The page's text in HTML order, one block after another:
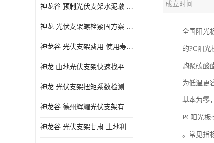
神龙谷 预制光伏支架水泥墩 抗震性能优
神龙 光伏支架螺栓紧固方案 土地利用率高
神龙谷 光伏支架费用 使用寿命长
神龙 山地光伏支架快速找平 抗风耐压
神龙 光伏支架扭矩系数检测 适应性强
神龙谷 德州辉耀光伏支架有限公司 材质多样
神龙谷 光伏支架甘肃 土地利用率高
成立时间
全国阳光
的PC阳
购聚碳酸
为低温更
基本为零
PC阳光板
。常见指